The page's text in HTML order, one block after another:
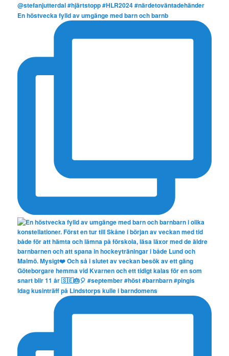
En höstvecka fylld av umgänge med barn och barnb
Idag kusinträff på Lindstorps kulle i barndomens